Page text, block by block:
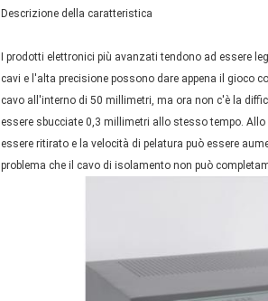
Descrizione della caratteristica
I prodotti elettronici più avanzati tendono ad essere
cavi e l'alta precisione possono dare appena il gioco
cavo all'interno di 50 millimetri, ma ora non c'è la
essere sbucciate 0,3 millimetri allo stesso tempo.
essere ritirato e la velocità di pelatura può essere
problema che il cavo di isolamento non può